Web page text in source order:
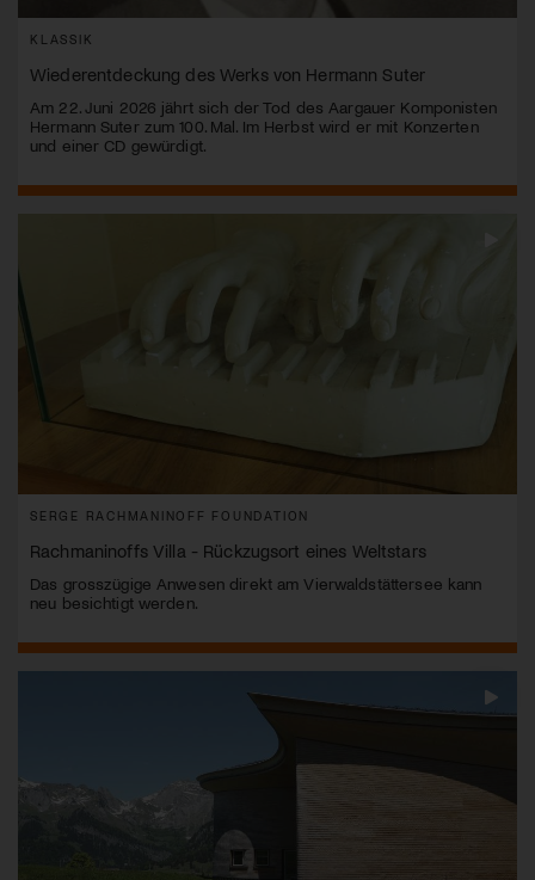
KLASSIK
Wiederentdeckung des Werks von Hermann Suter
Am 22. Juni 2026 jährt sich der Tod des Aargauer Komponisten
Hermann Suter zum 100. Mal. Im Herbst wird er mit Konzerten
und einer CD gewürdigt.
SERGE RACHMANINOFF FOUNDATION
Rachmaninoffs Villa - Rückzugsort eines Weltstars
Das grosszügige Anwesen direkt am Vierwaldstättersee kann
neu besichtigt werden.